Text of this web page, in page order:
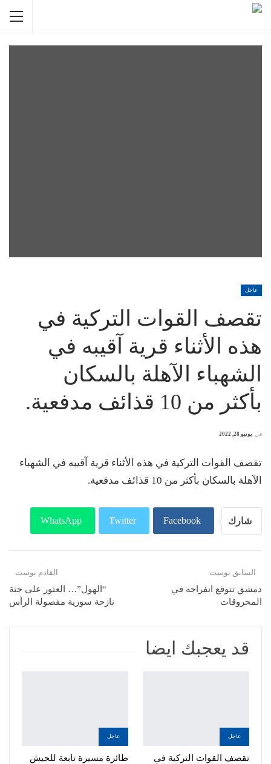
عاجل
تقصف القوات التركية في
هذه الأثناء قرية آقيبه في
الشهباء الآهلة بالسكان
بأكثر من 10 قذائف مدفعية.
في يونيو 28, 2022
تقصف القوات التركية في هذه الأثناء قرية آقيبه في الشهباء
الآهلة بالسكان بأكثر من 10 قذائف مدفعية.
شارك Facebook
Twitter
WhatsApp
السابق بوست
دمشق تتوقع انفراجه في
المحروقات
القادم بوست
“الهول”… العثور على جثة
نازحة سورية مفصولة الرأس
قد يعجبك ايضا
عاجل
تقصف القوات التركية في
عاجل
طائرة مسيرة تابعة للجيش